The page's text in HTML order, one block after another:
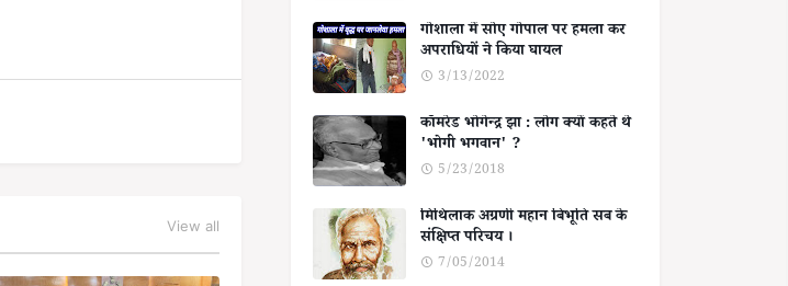
View all
गोशाला में सोए गोपाल पर हमला कर
अपराधियों ने किया घायल
3/13/2022
कॉमरेड भोगेन्द्र झा : लोग क्यों कहते थे
'भोगी भगवान' ?
5/23/2018
मिथिलाक अग्रणी महान बिभूति सब के
संक्षिप्त परिचय ।
7/05/2014